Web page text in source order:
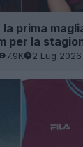
prima
per la
7.9K 2 Lug 2026